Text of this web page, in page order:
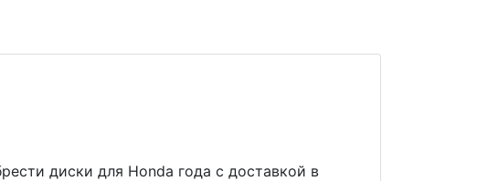
диски для Honda года с доставкой в